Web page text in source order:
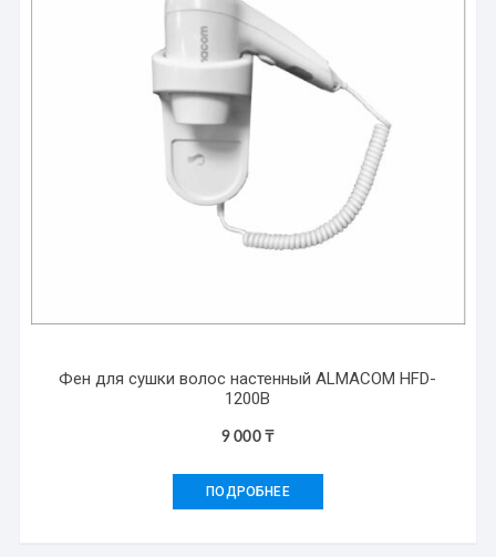
Фен для сушки волос настенный ALMACOM HFD-
1200B
9 000 ₸
ПОДРОБНЕЕ